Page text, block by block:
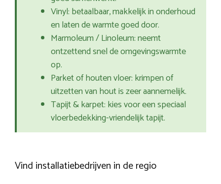
Vinyl: betaalbaar, makkelijk in onderhoud
en laten de warmte goed door.
Marmoleum / Linoleum: neemt
ontzettend snel de omgevingswarmte
op.
Parket of houten vloer: krimpen of
uitzetten van hout is zeer aannemelijk.
Tapijt & karpet: kies voor een speciaal
vloerbedekking-vriendelijk tapijt.
Vind installatiebedrijven in de regio